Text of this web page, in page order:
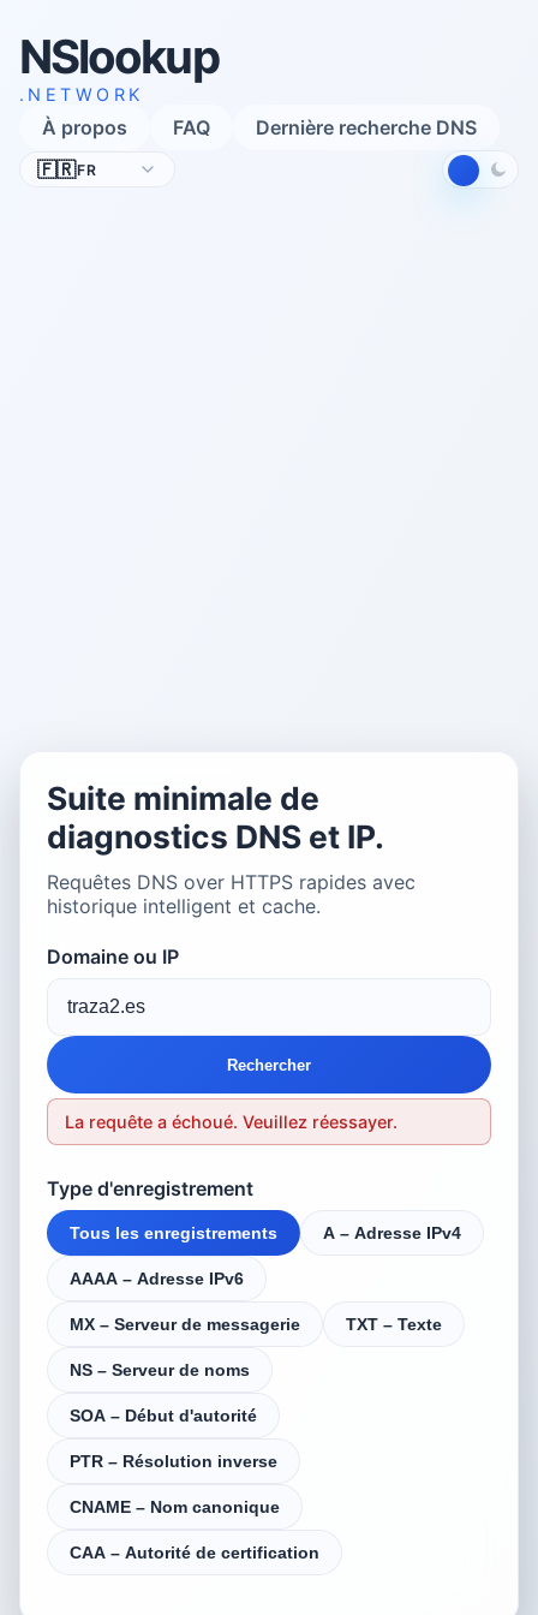
NSlookup
.NETWORK
À propos FAQ
Dernière recherche DNS
Langue
🇫🇷FR
Suite minimale de
diagnostics DNS et IP.
Requêtes DNS over HTTPS rapides avec
historique intelligent et cache.
Domaine ou IP
Rechercher
La requête a échoué. Veuillez réessayer.
Type d'enregistrement
Tous les enregistrements A – Adresse IPv4
AAAA – Adresse IPv6
MX – Serveur de messagerie TXT – Texte
NS – Serveur de noms
SOA – Début d'autorité
PTR – Résolution inverse
CNAME – Nom canonique
CAA – Autorité de certification